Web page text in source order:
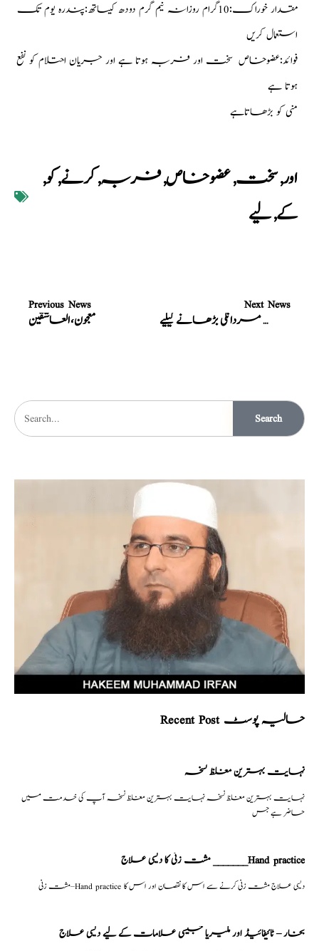
مقدار خوراک:10گرام روزانہ نیم گرم دودھ کیساتھ:پندرہ یوم تک
استعمال کریں
فوائد:عضوخاص سخت اور فربہ ہوتا ہے اور جریان احتلام کو نفع
ہوتا ہے
منی کو بڑھاتاہے
اور,سخت,عضوخاص,فربہ,کرنے,کو,
کے,لیے
Previous News
معجون،العاشقین
Next News
قوت مردانگی بڑھانے کیلیے
Search
Recent Post حالیہ پوسٹ
نہایت بہترین مغلظ نسخہ
نہایت بہترین مغلظ نسخہ نہایت بہترین مغلظ نسخہ آپ کی خدمت میں
حاضر ہے جس
مشت زنی کا دیسی علاج _______Hand practice
مشت زنی–Hand practice دیسی علاج مشت زنی کرنے سے اس کا نقصان اور اس کا
بخار – ٹائیفائیڈ اور ملیریا جیسی علامات کے لیے دیسی علاج